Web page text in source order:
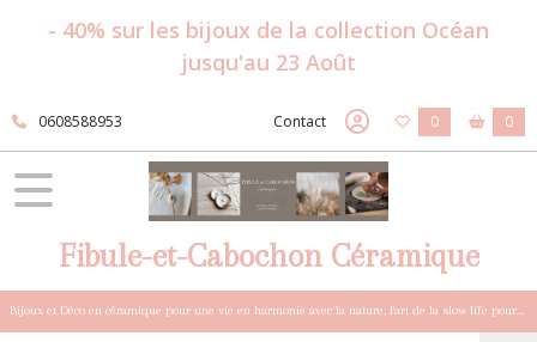
- 40% sur les bijoux de la collection Océan
jusqu'au 23 Août
0608588953 Contact 0 0
Fibule-et-Cabochon Céramique
Bijoux et Déco en céramique pour une vie en harmonie avec la nature, l'art de la slow life pour esprits sensibles et bohèmes.